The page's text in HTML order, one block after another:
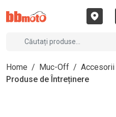
Home / Muc-Off / Accesorii
Produse de Întreținere